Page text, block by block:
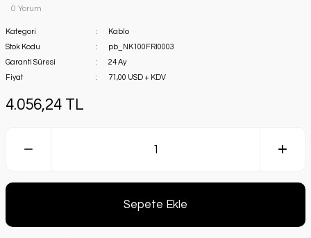
0 Yorum
Kategori
Kablo
Stok Kodu
pb_NK100FRI0003
Garanti Süresi
24 Ay
Fiyat
71,00 USD + KDV
4.056,24 TL
Sepete Ekle